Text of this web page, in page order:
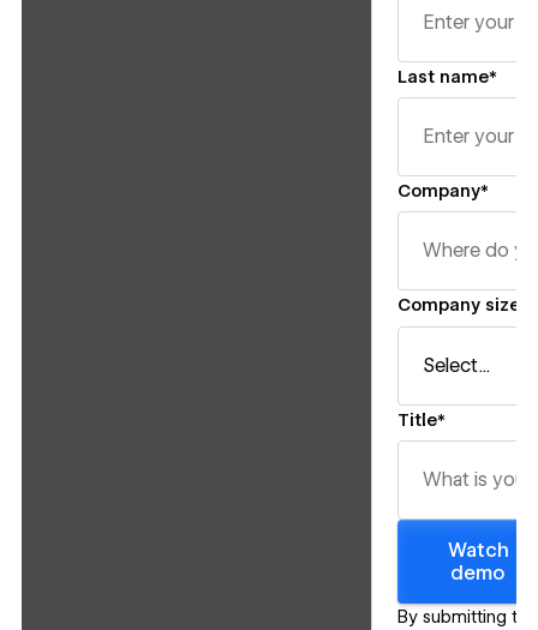
Last name*
Company*
Company size*
Title*
Watch
demo
By submitting this